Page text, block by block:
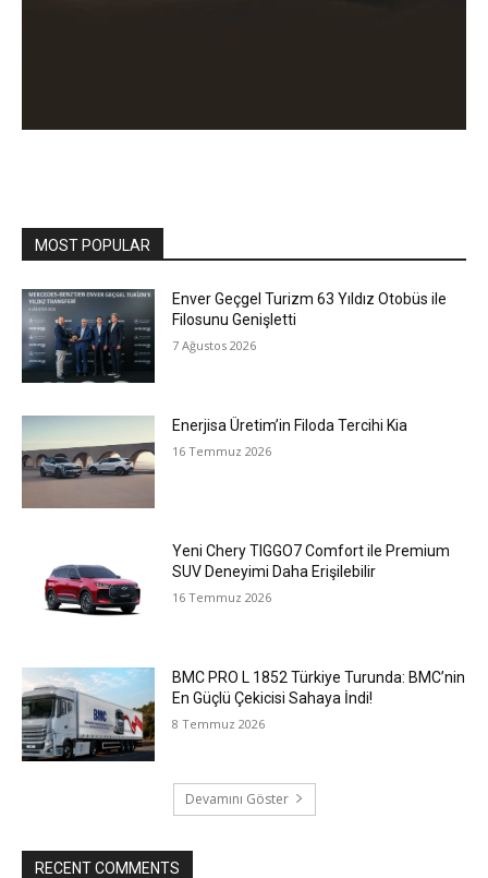
MOST POPULAR
Enver Geçgel Turizm 63 Yıldız Otobüs ile
Filosunu Genişletti
7 Ağustos 2026
Enerjisa Üretim’in Filoda Tercihi Kia
16 Temmuz 2026
Yeni Chery TIGGO7 Comfort ile Premium
SUV Deneyimi Daha Erişilebilir
16 Temmuz 2026
BMC PRO L 1852 Türkiye Turunda: BMC’nin
En Güçlü Çekicisi Sahaya İndi!
8 Temmuz 2026
Devamını Göster
RECENT COMMENTS